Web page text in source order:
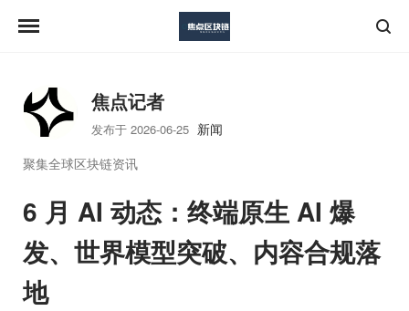
焦点记者
发布于 2026-06-25 新闻
聚集全球区块链资讯
6 月 AI 动态：终端原生 AI 爆
发、世界模型突破、内容合规落
地